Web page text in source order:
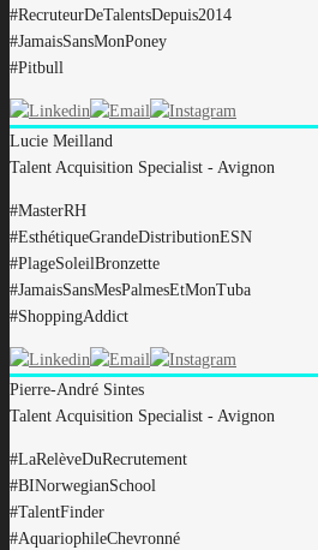
#RecruteurDeTalentsDepuis2014
#JamaisSansMonPoney
#Pitbull
Lucie Meilland
Talent Acquisition Specialist - Avignon
#MasterRH
#EsthétiqueGrandeDistributionESN
#PlageSoleilBronzette
#JamaisSansMesPalmesEtMonTuba
#ShoppingAddict
Pierre-André Sintes
Talent Acquisition Specialist - Avignon
#LaRelèveDuRecrutement
#BINorwegianSchool
#TalentFinder
#AquariophileChevronné